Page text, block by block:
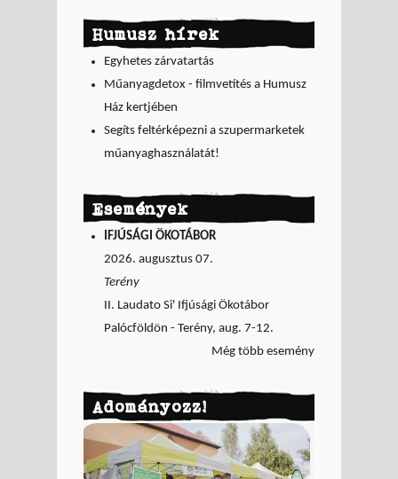
Humusz hírek
Egyhetes zárvatartás
Műanyagdetox - filmvetítés a Humusz
Ház kertjében
Segíts feltérképezni a szupermarketek
műanyaghasználatát!
Események
IFJÚSÁGI ÖKOTÁBOR
2026. augusztus 07.
Terény
II. Laudato Si' Ifjúsági Ökotábor
Palócföldön - Terény, aug. 7-12.
Még több esemény
Adományozz!